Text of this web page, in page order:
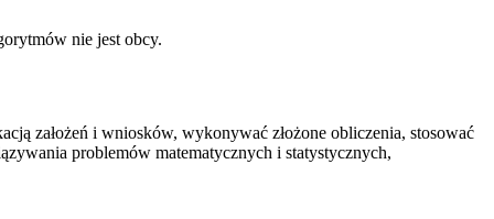
nie jest obcy.
założeń i wniosków, wykonywać złożone obliczenia, stosować
problemów matematycznych i statystycznych,